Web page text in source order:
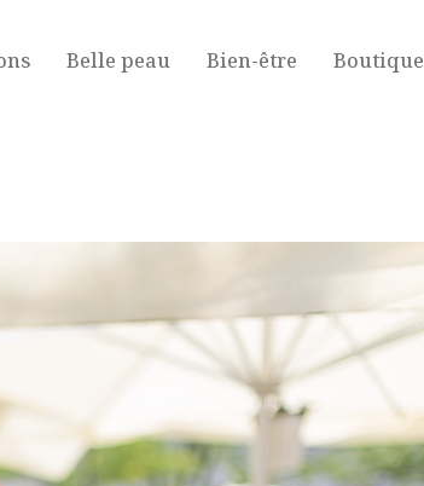
Belle peau Bien-être Boutique